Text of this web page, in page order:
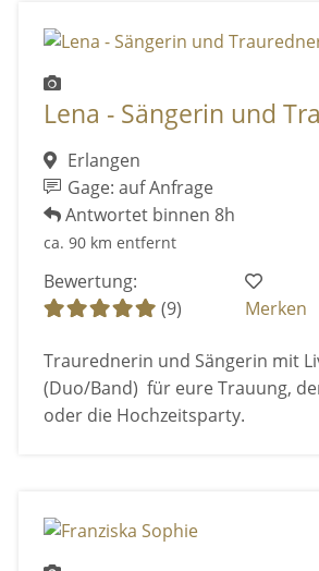
Lena - Sängerin und
Erlangen
Gage: auf Anfrage
Antwortet binnen 8h
ca. 90 km entfernt
Bewertung:
(9)
Merken
Traurednerin und Sängerin mit
(Duo/Band) für eure Trauung,
oder die Hochzeitsparty.